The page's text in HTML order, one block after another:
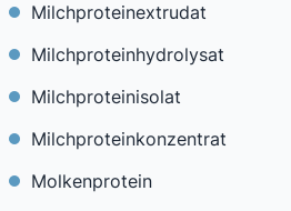
Milchproteinextrudat
Milchproteinhydrolysat
Milchproteinisolat
Milchproteinkonzentrat
Molkenprotein